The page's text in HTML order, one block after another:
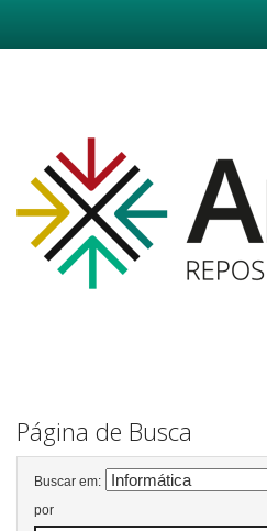
Página de Busca
Buscar em:
por